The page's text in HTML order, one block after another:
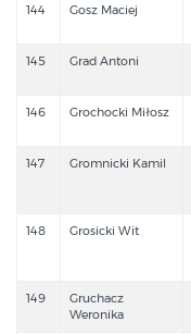
144 Gosz Maciej
145 Grad Antoni
146 Grochocki Miłosz
147 Gromnicki Kamil
148 Grosicki Wit
149
Gruchacz
Weronika